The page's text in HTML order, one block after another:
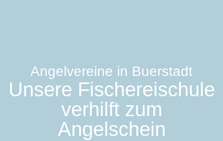
Angelvereine in Buerstadt
Unsere Fischereischule
verhilft zum
Angelschein